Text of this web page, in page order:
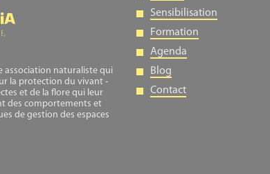
association naturaliste qui
la protection du vivant -
et de la flore qui leur
des comportements et
de gestion des espaces
Sensibilisation
Formation
Agenda
Blog
Contact